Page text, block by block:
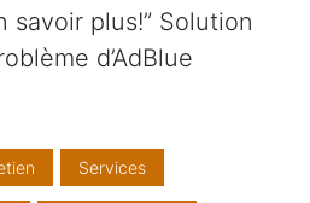
savoir plus!” Solution
d’AdBlue
Services